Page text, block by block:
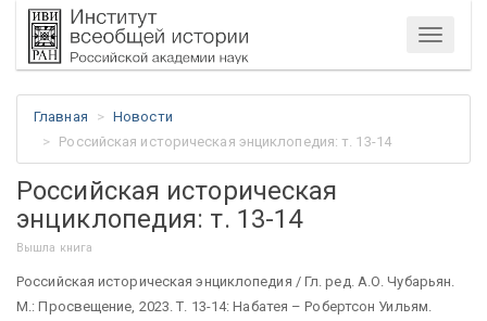
Меню
Главная
Новости
Российская историческая энциклопедия: т. 13-14
Российская историческая
энциклопедия: т. 13-14
Вышла книга
Российская историческая энциклопедия / Гл. ред. А.О. Чубарьян.
М.: Просвещение, 2023. Т. 13-14: Набатея – Робертсон Уильям.